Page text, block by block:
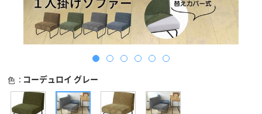
色 コーデュロイ グレー